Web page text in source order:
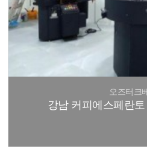
오즈터크
강남 커피에스페란